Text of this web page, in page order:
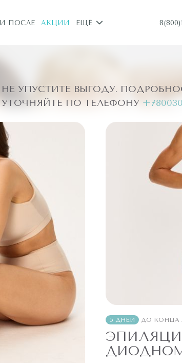
ПОСЛЕ АКЦИИ ЕЩЁ
НЕ УПУСТИТЕ ВЫГОДУ.
УТОЧНЯЙТЕ ПО ТЕЛЕФОНУ
5 ДНЕЙ ДО КОНЦА